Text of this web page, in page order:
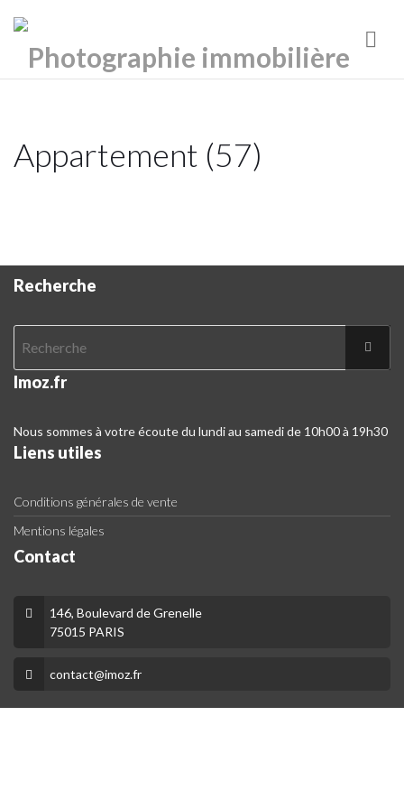
Appartement (57)
Recherche
Imoz.fr
Nous sommes à votre écoute du lundi au samedi de 10h00 à 19h30
Liens utiles
Conditions générales de vente
Mentions légales
Contact
146, Boulevard de Grenelle
75015 PARIS
contact@imoz.fr